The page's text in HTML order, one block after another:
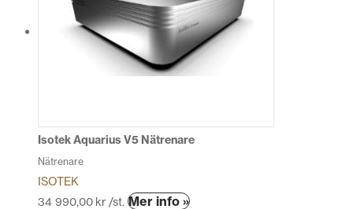
varianter.
De
olika
alternativen
kan
produktsidan
Isotek Aquarius V5 Nätrenare
Nätrenare
ISOTEK
34 990,00 kr /st. Mer info »Den